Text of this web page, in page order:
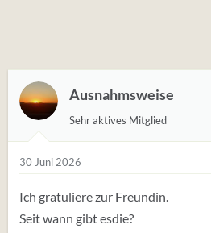
Ausnahmsweise
Sehr aktives Mitglied
30 Juni 2026
Ich gratuliere zur Freundin.
Seit wann gibt esdie?